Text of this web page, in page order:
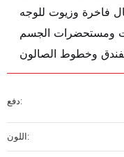
فاخرة وزيوت للوجه
ومستحضرات الجسم
وخطوط الصالون
دفع:
اللون: